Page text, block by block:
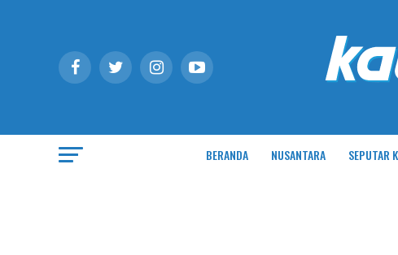
BERANDA NUSANTARA SEPUTAR